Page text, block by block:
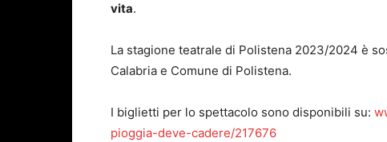
vita.
La stagione teatrale di Polistena 2023/2024 è
Calabria e Comune di Polistena.
I biglietti per lo spettacolo sono disponibili su:
pioggia-deve-cadere/217676